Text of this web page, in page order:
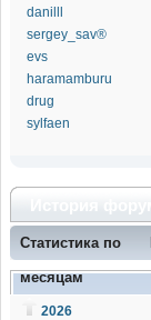
danilll
sergey_sav®
evs
haramamburu
drug
sylfaen
Статистика по
месяцам
2026